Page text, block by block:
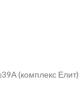
(комплекс Елит)